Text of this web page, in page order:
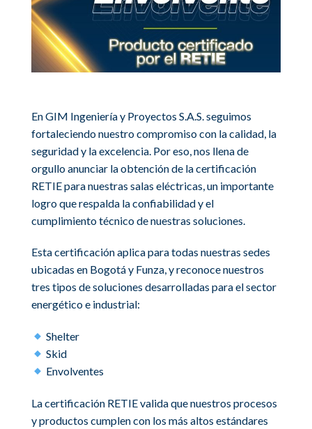
En GIM Ingeniería y Proyectos S.A.S. seguimos
fortaleciendo nuestro compromiso con la calidad, la
seguridad y la excelencia. Por eso, nos llena de
orgullo anunciar la obtención de la certificación
RETIE para nuestras salas eléctricas, un importante
logro que respalda la confiabilidad y el
cumplimiento técnico de nuestras soluciones.
Esta certificación aplica para todas nuestras sedes
ubicadas en Bogotá y Funza, y reconoce nuestros
tres tipos de soluciones desarrolladas para el sector
energético e industrial:
Shelter
Skid
Envolventes
La certificación RETIE valida que nuestros procesos
y productos cumplen con los más altos estándares